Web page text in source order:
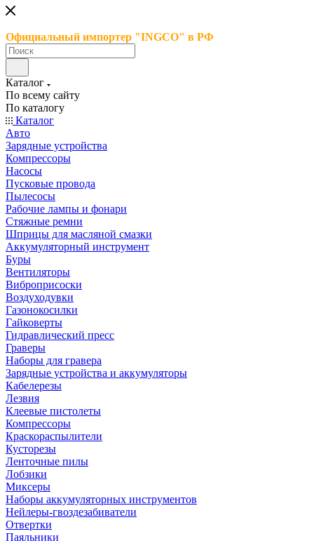
Официальный импортер "INGCO" в РФ
Каталог
По всему сайту
По каталогу
Каталог
Авто
Зарядные устройства
Компрессоры
Насосы
Пусковые провода
Пылесосы
Рабочие лампы и фонари
Стяжные ремни
Шприцы для масляной смазки
Аккумуляторный инструмент
Буры
Вентиляторы
Виброприсоски
Воздуходувки
Газонокосилки
Гайковерты
Гидравлический пресс
Граверы
Наборы для гравера
Зарядные устройства и аккумуляторы
Кабелерезы
Лезвия
Клеевые пистолеты
Компрессоры
Краскораспылители
Кусторезы
Ленточные пилы
Лобзики
Миксеры
Наборы аккумуляторных инструментов
Нейлеры-гвоздезабиватели
Отвертки
Паяльники